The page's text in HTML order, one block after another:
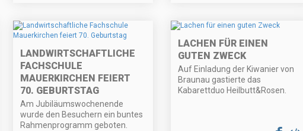
LANDWIRTSCHAFTLICHE
FACHSCHULE
MAUERKIRCHEN FEIERT
70. GEBURTSTAG
Am Jubiläumswochenende
wurde den Besuchern ein buntes
Rahmenprogramm geboten.
LACHEN FÜR EINEN
GUTEN ZWECK
Auf Einladung der Kiwanier von
Braunau gastierte das
Kabarettduo Heilbutt&Rosen.